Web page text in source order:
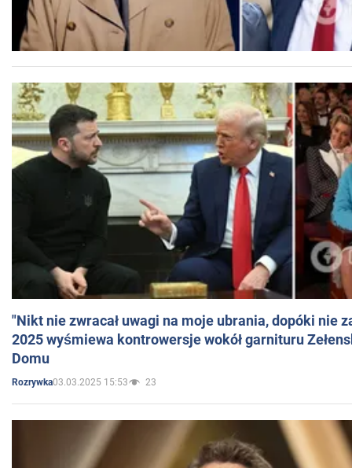
"Nikt nie zwracał uwagi na moje ubrania, dopóki nie
2025 wyśmiewa kontrowersje wokół garnituru
Domu
Rozrywka03.03.2025 15:53 23